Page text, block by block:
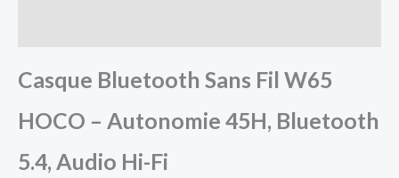
Casque Bluetooth Sans Fil W65
HOCO – Autonomie 45H, Bluetooth
5.4, Audio Hi-Fi